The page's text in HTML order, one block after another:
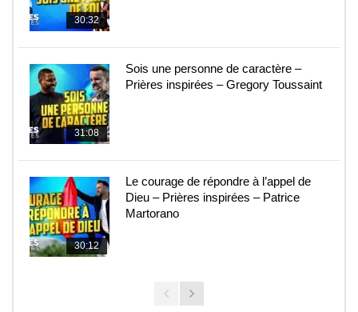
30:32
31:08
Sois une personne de caractère –
Prières inspirées – Gregory Toussaint
30:12
Le courage de répondre à l’appel de
Dieu – Prières inspirées – Patrice
Martorano